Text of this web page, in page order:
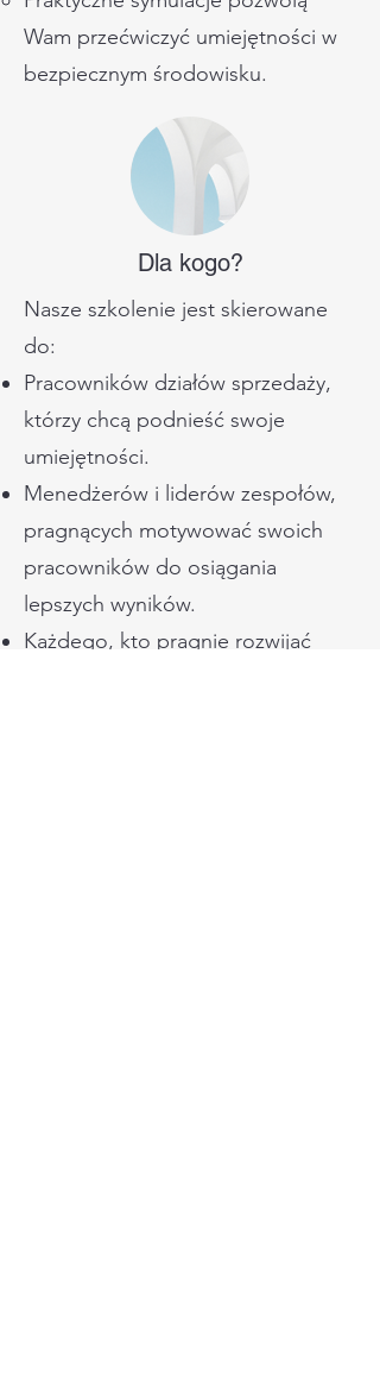
Wam przećwiczyć umiejętności w
bezpiecznym środowisku.
Dla kogo?
Nasze szkolenie jest skierowane
do:
Pracowników działów sprzedaży,
którzy chcą podnieść swoje
umiejętności.
Menedżerów i liderów zespołów,
pragnących motywować swoich
pracowników do osiągania
lepszych wyników.
Każdego, kto pragnie rozwijać